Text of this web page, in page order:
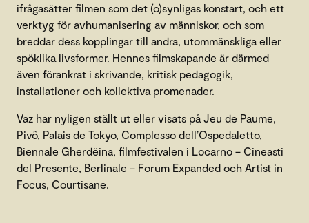
ifrågasätter filmen som det (o)synligas konstart, och ett
verktyg för avhumanisering av människor, och som
breddar dess kopplingar till andra, utommänskliga eller
spöklika livsformer. Hennes filmskapande är därmed
även förankrat i skrivande, kritisk pedagogik,
installationer och kollektiva promenader.
Vaz har nyligen ställt ut eller visats på Jeu de Paume,
Pivô, Palais de Tokyo, Complesso dell’Ospedaletto,
Biennale Gherdëina, filmfestivalen i Locarno – Cineasti
del Presente, Berlinale – Forum Expanded och Artist in
Focus, Courtisane.